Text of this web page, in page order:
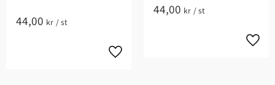
44,00 kr /st
44,00 kr /st